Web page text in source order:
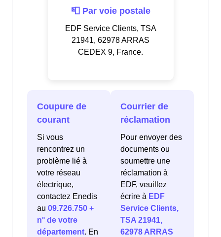
📮 Par voie postale
EDF Service Clients, TSA
21941, 62978 ARRAS
CEDEX 9, France.
Coupure de
courant
Si vous
rencontrez un
problème lié à
votre réseau
électrique,
contactez Enedis
au 09.726.750 +
n° de votre
département. En
Courrier de
réclamation
Pour envoyer des
documents ou
soumettre une
réclamation à
EDF, veuillez
écrire à EDF
Service Clients,
TSA 21941,
62978 ARRAS